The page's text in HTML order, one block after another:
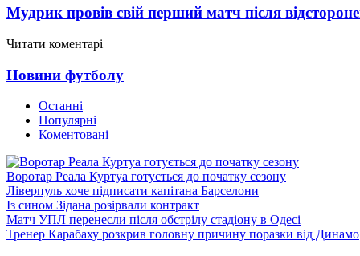
Мудрик провів свій перший матч після
Читати коментарі
Новини футболу
Останні
Популярні
Коментовані
Воротар Реала Куртуа готується до початку сезону
Ліверпуль хоче підписати капітана Барселони
Із сином Зідана розірвали контракт
Матч УПЛ перенесли після обстрілу стадіону в Одесі
Тренер Карабаху розкрив головну причину поразки від Динамо